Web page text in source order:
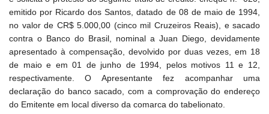
emitido por Ricardo dos Santos, datado de 08 de maio de 1994,
no valor de CR$ 5.000,00 (cinco mil Cruzeiros Reais), e sacado
contra o Banco do Brasil, nominal a Juan Diego, devidamente
apresentado à compensação, devolvido por duas vezes, em 18
de maio e em 01 de junho de 1994, pelos motivos 11 e 12,
respectivamente. O Apresentante fez acompanhar uma
declaração do banco sacado, com a comprovação do endereço
do Emitente em local diverso da comarca do tabelionato.